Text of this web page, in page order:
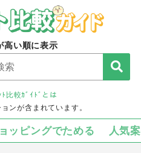
高い順に表示
ﾄ比較ｶﾞｲﾄﾞとは
ンが含まれています。
ッピングでためる 人気